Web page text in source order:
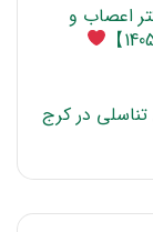
دکتر اعصاب و